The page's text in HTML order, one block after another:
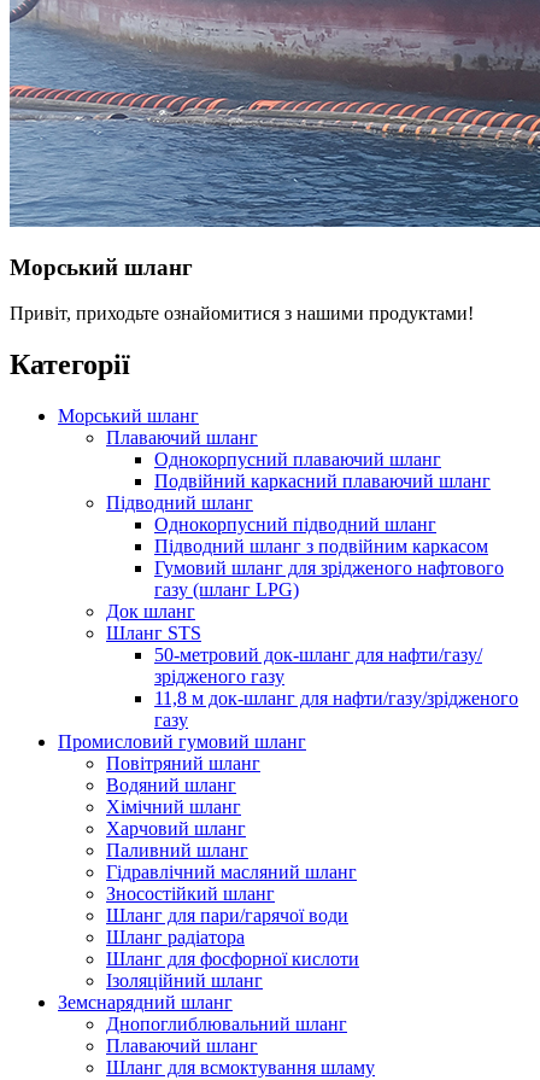
Морський шланг
Привіт, приходьте ознайомитися з нашими продуктами!
Категорії
Морський шланг
Плаваючий шланг
Однокорпусний плаваючий шланг
Подвійний каркасний плаваючий шланг
Підводний шланг
Однокорпусний підводний шланг
Підводний шланг з подвійним каркасом
Гумовий шланг для зрідженого нафтового
газу (шланг LPG)
Док шланг
Шланг STS
50-метровий док-шланг для нафти/газу/
зрідженого газу
11,8 м док-шланг для нафти/газу/зрідженого
газу
Промисловий гумовий шланг
Повітряний шланг
Водяний шланг
Хімічний шланг
Харчовий шланг
Паливний шланг
Гідравлічний масляний шланг
Зносостійкий шланг
Шланг для пари/гарячої води
Шланг радіатора
Шланг для фосфорної кислоти
Ізоляційний шланг
Земснарядний шланг
Днопоглиблювальний шланг
Плаваючий шланг
Шланг для всмоктування шламу